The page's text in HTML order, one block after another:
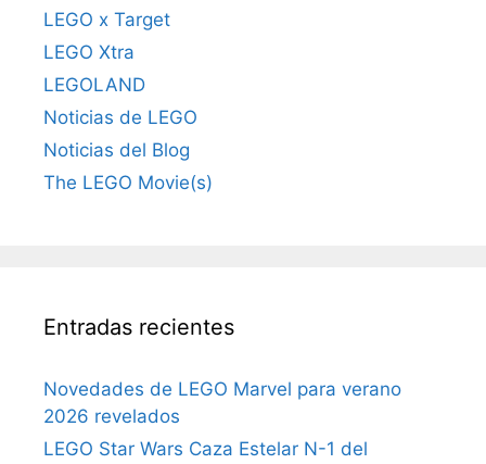
LEGO x Target
LEGO Xtra
LEGOLAND
Noticias de LEGO
Noticias del Blog
The LEGO Movie(s)
Entradas recientes
Novedades de LEGO Marvel para verano
2026 revelados
LEGO Star Wars Caza Estelar N-1 del